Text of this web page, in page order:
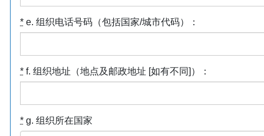
* e. 组织电话号码（包括国家/城市代码）：
* f. 组织地址（地点及邮政地址 [如有不同]）：
* g. 组织所在国家